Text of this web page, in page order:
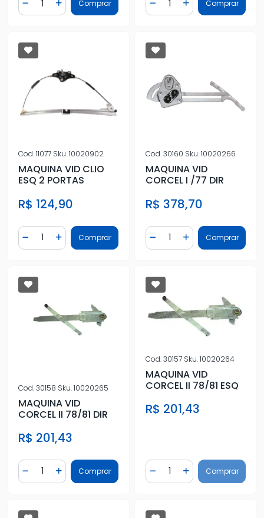
Diminuir Quantidade
Adicionar Quantidade
Comprar Diminuir Quantidade
AdicionarComprar
Cod.11077 Sku.10020902
MAQUINA VID CLIO
ESQ 2 PORTAS
R$ 124,90
Diminuir Quantidade
Quantidade
Adicionar Quantidade
Comprar
Cod.30160 Sku.10020266
MAQUINA VID
CORCEL I /77 DIR
R$ 378,70
Diminuir Quantidade
Quantidade
AdicionarComprar
Cod.30158 Sku.10020265
MAQUINA VID
CORCEL II 78/81 DIR
R$ 201,43
Diminuir Quantidade
Quantidade
Adicionar Quantidade
Comprar
Cod.30157 Sku.10020264
MAQUINA VID
CORCEL II 78/81 ESQ
R$ 201,43
Diminuir Quantidade
Quantidade
AdicionarComprar